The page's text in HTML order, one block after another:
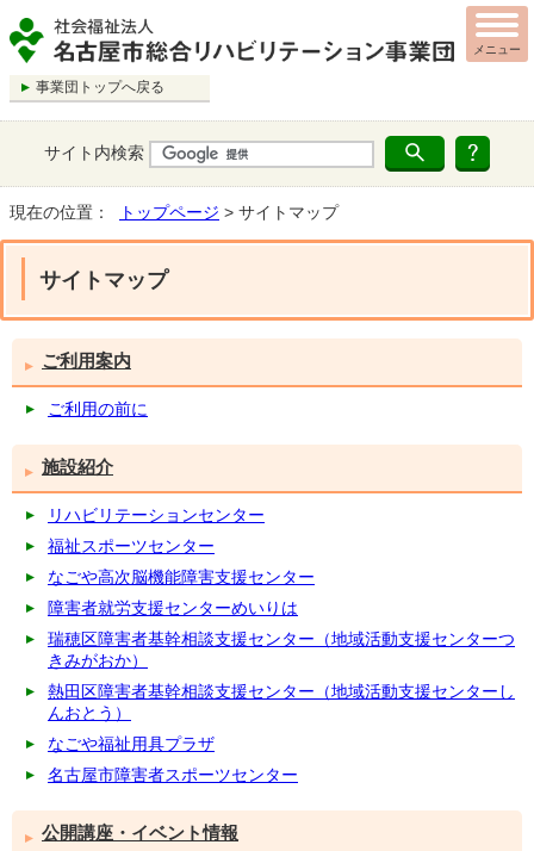
事業団トップへ戻る
サイト内検索
メニュー
現在の位置： トップページ > サイトマップ
サイトマップ
ご利用案内
ご利用の前に
施設紹介
リハビリテーションセンター
福祉スポーツセンター
なごや高次脳機能障害支援センター
障害者就労支援センターめいりは
瑞穂区障害者基幹相談支援センター（地域活動支援センターつ
きみがおか）
熱田区障害者基幹相談支援センター（地域活動支援センターし
んおとう）
なごや福祉用具プラザ
名古屋市障害者スポーツセンター
公開講座・イベント情報